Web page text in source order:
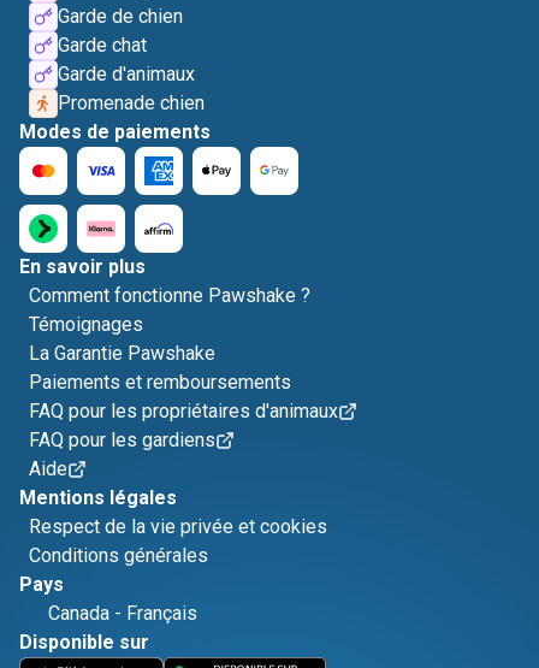
Garde de chien
Garde chat
Garde d'animaux
Promenade chien
Modes de paiements
En savoir plus
Comment fonctionne Pawshake ?
Témoignages
La Garantie Pawshake
Paiements et remboursements
FAQ pour les propriétaires d'animaux
FAQ pour les gardiens
Aide
Mentions légales
Respect de la vie privée et cookies
Conditions générales
Pays
Canada - Français
Disponible sur